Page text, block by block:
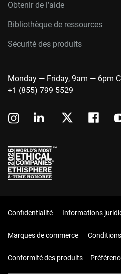
Obtenir de l’aide
Bibliothèque de ressources
Sécurité des produits
Monday — Friday, 9am — 6pm
+1 (855) 799-5529
Confidentialité Informations
Marques de commerce
Conformité des produits